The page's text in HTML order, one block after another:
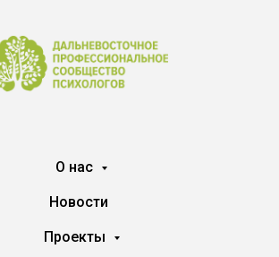
О нас
Новости
Проекты